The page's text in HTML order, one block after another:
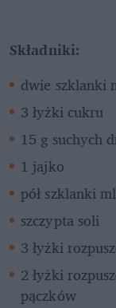
Składniki:
dwie szklanki
3 łyżki cukru
15 g suchych
1 jajko
pół szklanki
szczypta soli
3 łyżki
2 łyżki
pączków